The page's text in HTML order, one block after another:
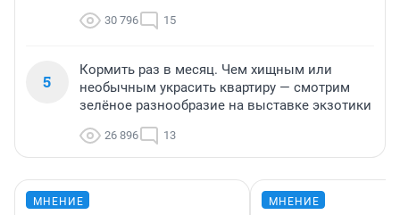
30 796 15
5
Кормить раз в месяц. Чем хищным или
необычным украсить квартиру — смотрим
зелёное разнообразие на выставке экзотики
26 896 13
МНЕНИЕ МНЕНИЕ